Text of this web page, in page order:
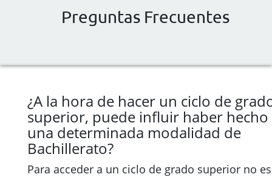
Preguntas Frecuentes
¿A la hora de hacer un ciclo de
superior, puede influir haber hecho
una determinada modalidad de
Bachillerato?
Para acceder a un ciclo de grado superior no es